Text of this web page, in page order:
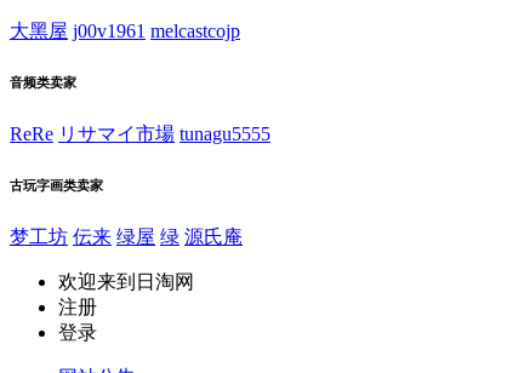
大黑屋 j00v1961 melcastcojp
音频类卖家
ReRe リサマイ市場 tunagu5555
古玩字画类卖家
梦工坊 伝来 绿屋 绿 源氏庵
欢迎来到日淘网
注册
登录